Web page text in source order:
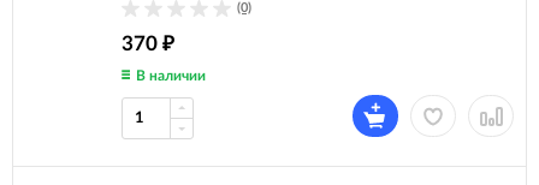
(0)
370 ₽
В наличии